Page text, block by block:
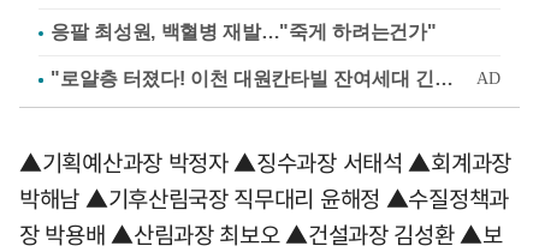
응팔 최성원, 백혈병 재발…"죽게 하려는건가"
▲기획예산과장 박정자 ▲징수과장 서태석 ▲회계과장
박해남 ▲기후산림국장 직무대리 윤해정 ▲수질정책과
장 박용배 ▲산림과장 최보오 ▲건설과장 김성환 ▲보